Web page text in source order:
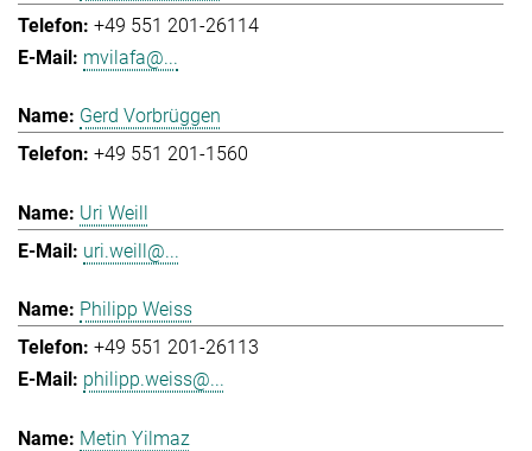
+49 551 201-26114
mvilafa@...
Gerd Vorbrüggen
+49 551 201-1560
Uri Weill
uri.weill@...
Philipp Weiss
+49 551 201-26113
philipp.weiss@...
Metin Yilmaz